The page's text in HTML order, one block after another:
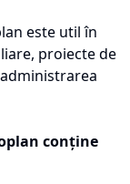
este util în
proiecte de
conține